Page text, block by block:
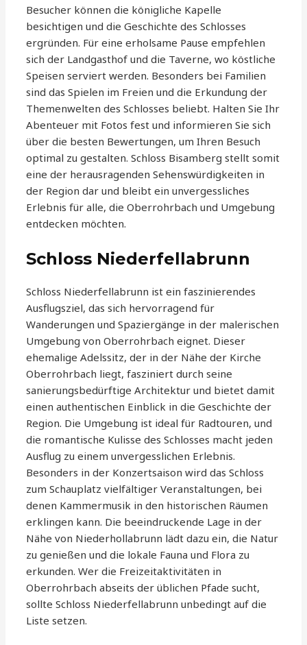
Besucher können die königliche Kapelle
besichtigen und die Geschichte des Schlosses
ergründen. Für eine erholsame Pause empfehlen
sich der Landgasthof und die Taverne, wo köstliche
Speisen serviert werden. Besonders bei Familien
sind das Spielen im Freien und die Erkundung der
Themenwelten des Schlosses beliebt. Halten Sie Ihr
Abenteuer mit Fotos fest und informieren Sie sich
über die besten Bewertungen, um Ihren Besuch
optimal zu gestalten. Schloss Bisamberg stellt somit
eine der herausragenden Sehenswürdigkeiten in
der Region dar und bleibt ein unvergessliches
Erlebnis für alle, die Oberrohrbach und Umgebung
entdecken möchten.
Schloss Niederfellabrunn
Schloss Niederfellabrunn ist ein faszinierendes
Ausflugsziel, das sich hervorragend für
Wanderungen und Spaziergänge in der malerischen
Umgebung von Oberrohrbach eignet. Dieser
ehemalige Adelssitz, der in der Nähe der Kirche
Oberrohrbach liegt, fasziniert durch seine
sanierungsbedürftige Architektur und bietet damit
einen authentischen Einblick in die Geschichte der
Region. Die Umgebung ist ideal für Radtouren, und
die romantische Kulisse des Schlosses macht jeden
Ausflug zu einem unvergesslichen Erlebnis.
Besonders in der Konzertsaison wird das Schloss
zum Schauplatz vielfältiger Veranstaltungen, bei
denen Kammermusik in den historischen Räumen
erklingen kann. Die beeindruckende Lage in der
Nähe von Niederhollabrunn lädt dazu ein, die Natur
zu genießen und die lokale Fauna und Flora zu
erkunden. Wer die Freizeitaktivitäten in
Oberrohrbach abseits der üblichen Pfade sucht,
sollte Schloss Niederfellabrunn unbedingt auf die
Liste setzen.